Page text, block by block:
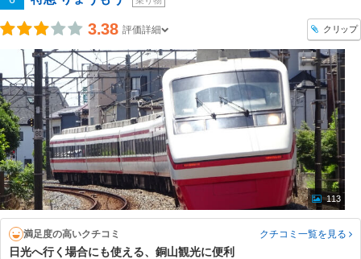
3.38 評価詳細 クリップ
113
満足度の高いクチコミ クチコミ一覧を見る
日光へ行く場合にも使える、銅山観光に便利